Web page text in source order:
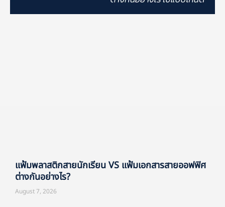
แฟ้มพลาสติกสายนักเรียน VS แฟ้มเอกสารสายออฟฟิศ
ต่างกันอย่างไร?
August 7, 2026